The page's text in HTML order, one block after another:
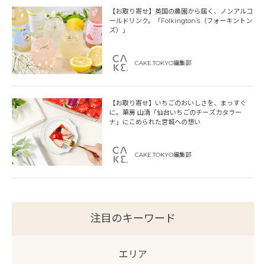
【お取り寄せ】英国の農園から届く、ノンアルコ
ールドリンク。「Folkington’s（フォーキントン
ズ）」
CAKE.TOKYO編集部
【お取り寄せ】いちごのおいしさを、まっすぐ
に。菓房 山清「仙台いちごのチーズカタラー
ナ」にこめられた宮城への想い
CAKE.TOKYO編集部
注目のキーワード
エリア